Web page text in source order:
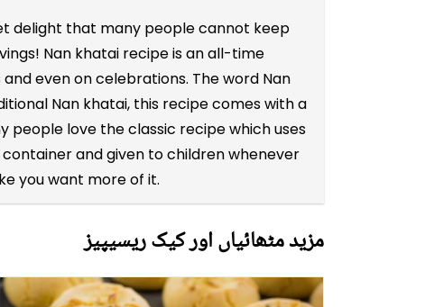
delight that many people cannot keep
Nan khatai recipe is an all-time
even on celebrations. The word Nan
Nan khatai, this recipe comes with a
people love the classic recipe which uses
and given to children whenever
you want more of it.
مزید مٹھائیاں اور کیک ریسیپیز